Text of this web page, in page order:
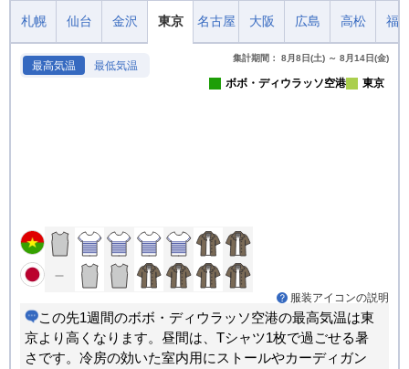
札幌 仙台 金沢 東京 名古屋 大阪 広島 高松 福
最高気温 最低気温
集計期間： 8月8日(土) ～ 8月14日(金)
ボボ・ディウラッソ空港 東京
服装アイコンの説明
この先1週間のボボ・ディウラッソ空港の最高気温は東
京より高くなります。昼間は、Tシャツ1枚で過ごせる暑
さです。冷房の効いた室内用にストールやカーディガン